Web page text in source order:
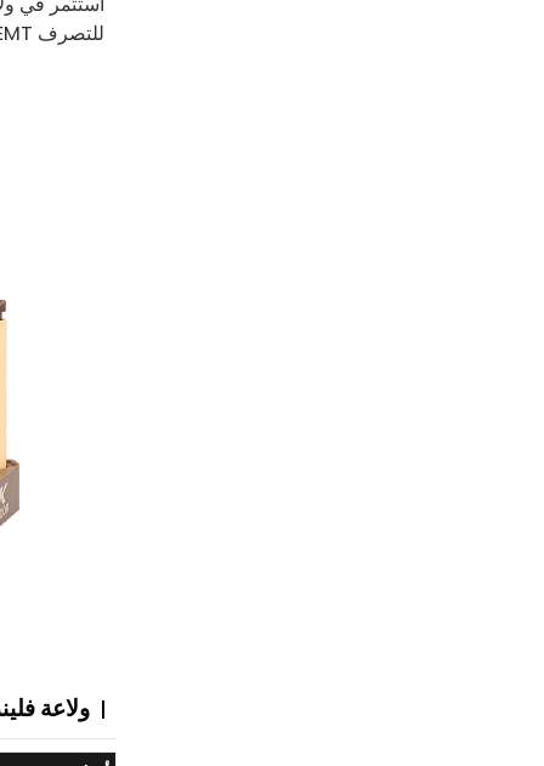
للتصرف ZY-10EMT لتلبية جميع احتياجاتك. اطلب الآن وجرب الفرق!
ولاعة